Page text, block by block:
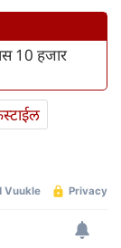
10 हजार